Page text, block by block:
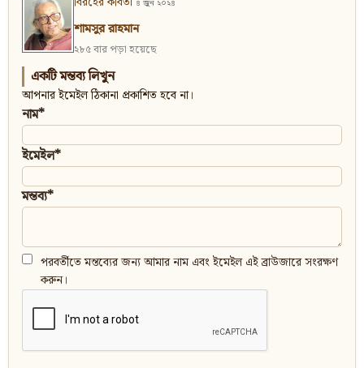
৪ জুন ২০২৪
শামসুর রাহমান
২৮৫ বার পড়া হয়েছে
একটি মন্তব্য লিখুন
আপনার ইমেইল ঠিকানা প্রকাশিত হবে না।
নাম*
ইমেইল*
মন্তব্য*
পরবর্তীতে মন্তব্যের জন্য আমার নাম এবং ইমেইল এই ব্রাউজারে সংরক্ষণ
করুন।